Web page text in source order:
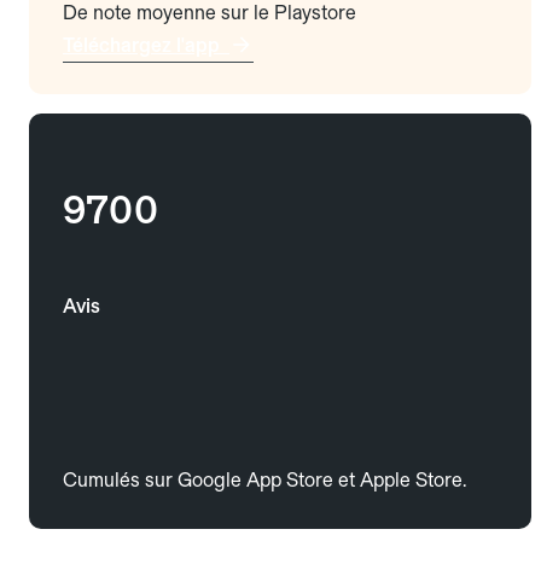
De note moyenne sur le Playstore
9700
Avis
Cumulés sur Google App Store et Apple Store.